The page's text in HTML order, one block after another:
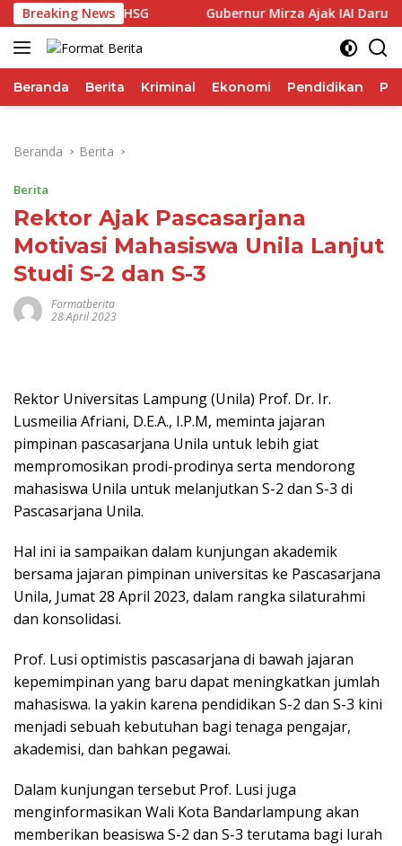
Langsung
ke
konten
Breaking News
Performa IHSG Gubernur Mirza Ajak IAI Darul
Beranda Berita Kriminal Ekonomi Pendidikan
Beranda Berita
Berita
Rektor Ajak Pascasarjana
Motivasi Mahasiswa Unila Lanjut
Studi S-2 dan S-3
Formatberita
28 April 2023
Rektor Universitas Lampung (Unila) Prof. Dr. Ir.
Lusmeilia Afriani, D.E.A., I.P.M, meminta jajaran
pimpinan pascasarjana Unila untuk lebih giat
mempromosikan prodi-prodinya serta mendorong
mahasiswa Unila untuk melanjutkan S-2 dan S-3 di
Pascasarjana Unila.
Hal ini ia sampaikan dalam kunjungan akademik
bersama jajaran pimpinan universitas ke Pascasarjana
Unila, Jumat 28 April 2023, dalam rangka silaturahmi
dan konsolidasi.
Prof. Lusi optimistis pascasarjana di bawah jajaran
kepemimpinan yang baru dapat meningkatkan jumlah
mahasiswa. Ia yakin karena pendidikan S-2 dan S-3 kini
menjadi sebuah kebutuhan bagi tenaga pengajar,
akademisi, dan bahkan pegawai.
Dalam kunjungan tersebut Prof. Lusi juga
menginformasikan Wali Kota Bandarlampung akan
memberikan beasiswa S-2 dan S-3 terutama bagi lurah